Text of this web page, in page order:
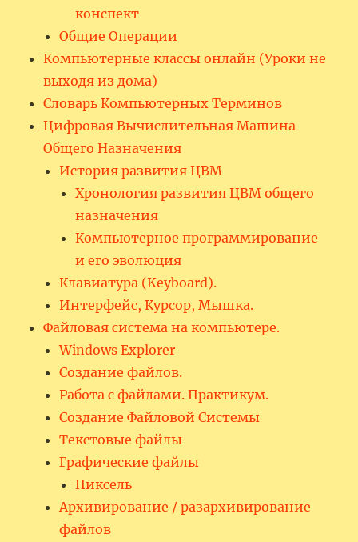
конспект
Общие Операции
Компьютерные классы онлайн (Уроки не
выходя из дома)
Словарь Компьютерных Терминов
Цифровая Вычислительная Машина
Общего Назначения
История развития ЦВМ
Хронология развития ЦВМ общего
назначения
Компьютерное программирование
и его эволюция
Клавиатура (Keyboard).
Интерфейс, Курсор, Мышка.
Файловая система на компьютере.
Windows Explorer
Создание файлов.
Работа с файлами. Практикум.
Создание Файловой Системы
Текстовые файлы
Графические файлы
Пиксель
Архивирование / разархивирование
файлов